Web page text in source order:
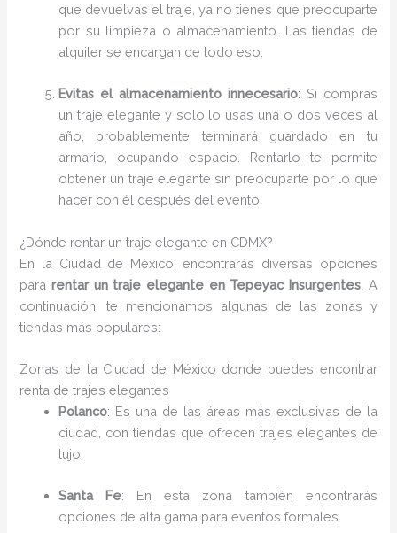
que devuelvas el traje, ya no tienes que preocuparte
por su limpieza o almacenamiento. Las tiendas de
alquiler se encargan de todo eso.
Evitas el almacenamiento innecesario: Si compras
un traje elegante y solo lo usas una o dos veces al
año, probablemente terminará guardado en tu
armario, ocupando espacio. Rentarlo te permite
obtener un traje elegante sin preocuparte por lo que
hacer con él después del evento.
¿Dónde rentar un traje elegante en CDMX?
En la Ciudad de México, encontrarás diversas opciones
pararentar un traje elegante en Tepeyac Insurgentes. A
continuación, te mencionamos algunas de las zonas y
tiendas más populares:
Zonas de la Ciudad de México donde puedes encontrar
renta de trajes elegantes
Polanco: Es una de las áreas más exclusivas de la
ciudad, con tiendas que ofrecen trajes elegantes de
lujo.
Santa Fe: En esta zona también encontrarás
opciones de alta gama para eventos formales.